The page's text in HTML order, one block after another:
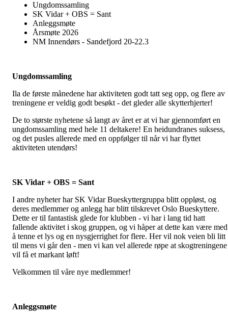
Ungdomssamling
SK Vidar + OBS = Sant
Anleggsmøte
Årsmøte 2026
NM Innendørs - Sandefjord 20-22.3
Ungdomssamling
Ila de første månedene har aktiviteten godt tatt seg opp, og flere av
treningene er veldig godt besøkt - det gleder alle skytterhjerter!
De to største nyhetene så langt av året er at vi har gjennomført en
ungdomssamling med hele 11 deltakere! En heidundranes suksess,
og det pusles allerede med en oppfølger til når vi har flyttet
aktiviteten utendørs!
SK Vidar + OBS = Sant
I andre nyheter har SK Vidar Bueskyttergruppa blitt oppløst, og
deres medlemmer og anlegg har blitt tilskrevet Oslo Bueskyttere.
Dette er til fantastisk glede for klubben - vi har i lang tid hatt
fallende aktivitet i skog gruppen, og vi håper at dette kan være med
å tenne et lys og en nysgjerrighet for flere. Her vil nok veien bli litt
til mens vi går den - men vi kan vel allerede røpe at skogtreningene
vil få et markant løft!
Velkommen til våre nye medlemmer!
Anleggsmøte